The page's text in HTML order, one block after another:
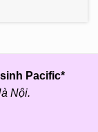
Pacific*
Nội.